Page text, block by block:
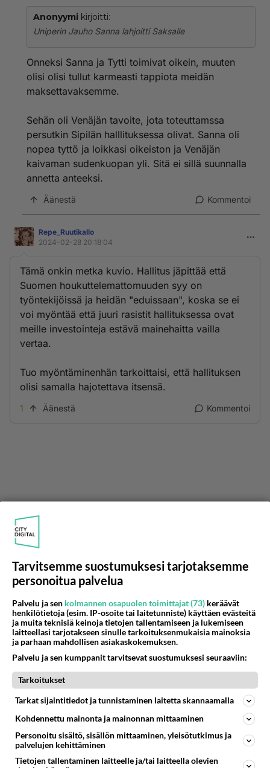
Anonyymi kirjoitti:
Uniperin Jauho Sanna lahjoitti Saksalle
Onneksi Sanna ja Tytti toimivat oikein, muuten
olisi olisi tullut karmeasti tappiota meidän
maksettavaksemme.
Sehän oli Venäjän tavoite, jota toteuttamssa
persutkin Sipilän halllituksessa olivat. Sanna oli
nopea tyttö ja loikkasi oikeiston ja Venäjän
kaivaman sudenkuopan yli. Sitä ei sillä suunnalla
annetta anteeksi.
Äänestä Kommentoi
Repe_RuutikaIlo
2024-02-28 20:18:04
Tämä onkin metka kuvio. Hallitus jäpittää että
Suomen houkuttelemattomuuden syy on
työntekijöissä ja heidän "eduissaan", koska se ei
voi myöntää että juuri rasistit hallituksessa ovat
meille investointeja estävä mainehaitta vailla
vertaa.
Tuo myöntäminenhän tarkoittaisi, että hallituksen
olisi samalla hajotettava itsensä.
1 Äänestä Kommentoi
Anonyymi
2024-02-28 21:11:32
".. juuri rasistit hallituksessa ovat meille
Kerrotko, mitkä nvestoinnit on laitettu jäihin
ulkomailta hallituksen "rasistien" takia. Sinullahan
täytyy olla "sisäpiirin tietoa", jotta
kannanotossasi olisi mieltä..........................
Tarvitsemme suostumuksesi tarjotaksemme
personoitua palvelua
Palvelu ja sen kolmannen osapuolen toimittajat (73) keräävät
henkilötietoja (esim. IP-osoite tai laitetunniste) käyttäen evästeitä
ja muita teknisiä keinoja tietojen tallentamiseen ja lukemiseen
laitteellasi tarjotakseen sinulle tarkoituksenmukaisia mainoksia
ja parhaan mahdollisen asiakaskokemuksen.
Palvelu ja sen kumppanit tarvitsevat suostumuksesi seuraaviin:
Tarkoitukset
Tarkat sijaintitiedot ja tunnistaminen laitetta skannaamalla
Kohdennettu mainonta ja mainonnan mittaaminen
Personoitu sisältö, sisällön mittaaminen, yleisötutkimus ja
palvelujen kehittäminen
Tietojen tallentaminen laitteelle ja/tai laitteella olevien